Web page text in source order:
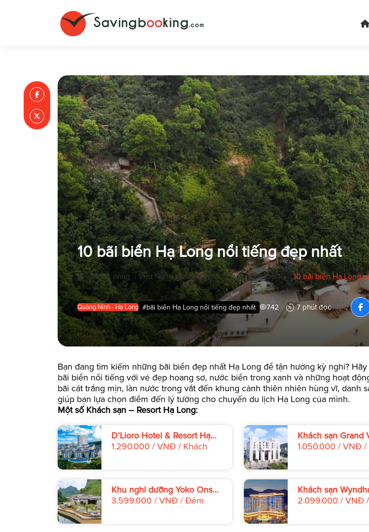
10 bãi biển Hạ Long nổi tiếng đẹp nhất
| Cẩm nang | Việt Nam | Quảng Ninh - Hạ Long | Top 10 | 10 bãi biển Hạ Long
Quảng Ninh - Hạ Long #bãi biển Hạ Long nổi tiếng đẹp nhất 742 7 phút đọc
Bạn đang tìm kiếm những bãi biển đẹp nhất Hạ Long để tận hưởng kỳ nghỉ? Hãy
bãi biển nổi tiếng với vẻ đẹp hoang sơ, nước biển trong xanh và những hoạt
bãi cát trắng mịn, làn nước trong vắt đến khung cảnh thiên nhiên hùng vĩ, danh
giúp bạn lựa chọn điểm đến lý tưởng cho chuyến du lịch Hạ Long của mình.
Một số Khách sạn – Resort Hạ Long:
D’Lioro Hotel & Resort Hạ
Long
1.290.000 / VNĐ / Khách
Khách sạn Grand
Palace Hạ Long
1.050.000 / VNĐ
Khu nghỉ dưỡng Yoko Onsen
Quang Hanh Hạ Long
3.599.000 / VNĐ / Đêm
Khách sạn
Garden Sonasea
2.099.000 / VNĐ